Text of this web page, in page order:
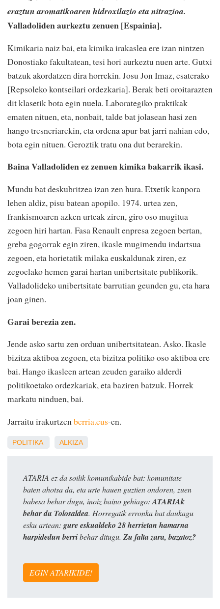
eraztun aromatikoaren hidroxilazio eta nitrazioa.
Valladoliden aurkeztu zenuen [Espainia].
Kimikaria naiz bai, eta kimika irakaslea ere izan nintzen
Donostiako fakultatean, tesi hori aurkeztu nuen arte. Gutxi
batzuk akordatzen dira horrekin. Josu Jon Imaz, esaterako
[Repsoleko kontseilari ordezkaria]. Berak beti oroitarazten
dit klasetik bota egin nuela. Laborategiko praktikak
ematen nituen, eta, nonbait, talde bat jolasean hasi zen
hango tresneriarekin, eta ordena apur bat jarri nahian edo,
bota egin nituen. Geroztik tratu ona dut berarekin.
Baina Valladoliden ez zenuen kimika bakarrik ikasi.
Mundu bat deskubritzea izan zen hura. Etxetik kanpora
lehen aldiz, pisu batean apopilo. 1974. urtea zen,
frankismoaren azken urteak ziren, giro oso mugitua
zegoen hiri hartan. Fasa Renault enpresa zegoen bertan,
greba gogorrak egin ziren, ikasle mugimendu indartsua
zegoen, eta horietatik milaka euskaldunak ziren, ez
zegoelako hemen garai hartan unibertsitate publikorik.
Valladolideko unibertsitate barrutian geunden gu, eta hara
joan ginen.
Garai berezia zen.
Jende asko sartu zen orduan unibertsitatean. Asko. Ikasle
bizitza aktiboa zegoen, eta bizitza politiko oso aktiboa ere
bai. Hango ikasleen artean zeuden garaiko alderdi
politikoetako ordezkariak, eta baziren batzuk. Horrek
markatu ninduen, bai.
Jarraitu irakurtzenberria.eus-en.
POLITIKA ALKIZA
ATARIA ez da soilik komunikabide bat: komunitate
baten ahotsa da, eta urte hauen guztien ondoren, zuen
babesa behar dugu, inoiz baino gehiago:ATARIAk
behar du Tolosaldea. Horregatik erronka bat daukagu
esku artean: gure eskualdeko 28 herrietan hamarna
harpidedun berribehar ditugu. Zu falta zara, bazatoz?
EGIN ATARIKIDE!